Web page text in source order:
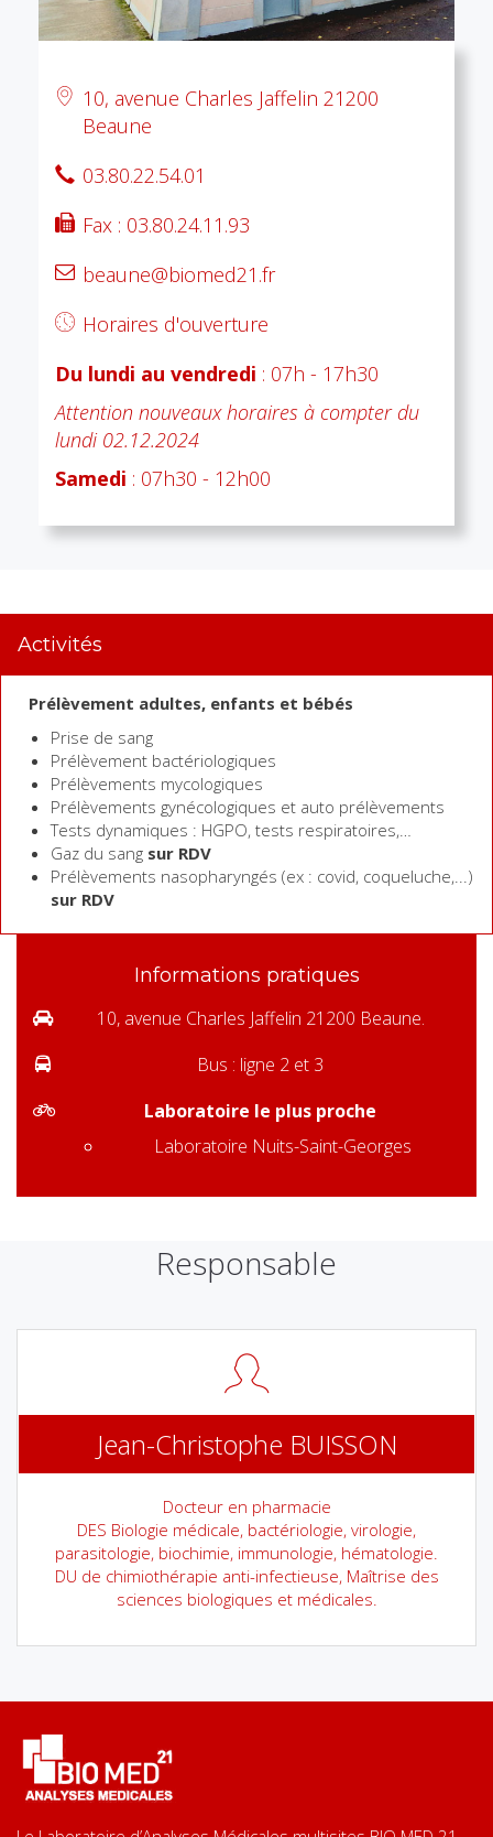
10, avenue Charles Jaffelin 21200
Beaune
03.80.22.54.01
Fax : 03.80.24.11.93
beaune@biomed21.fr
Horaires d'ouverture
Du lundi au vendredi : 07h - 17h30
Attention nouveaux horaires à compter du
lundi 02.12.2024
Samedi : 07h30 - 12h00
Activités
Prélèvement adultes, enfants et bébés
Prise de sang
Prélèvement bactériologiques
Prélèvements mycologiques
Prélèvements gynécologiques et auto prélèvements
Tests dynamiques : HGPO, tests respiratoires,…
Gaz du sang sur RDV
Prélèvements nasopharyngés (ex : covid, coqueluche,...)
sur RDV
Informations pratiques
10, avenue Charles Jaffelin 21200 Beaune.
Bus : ligne 2 et 3
Laboratoire le plus proche
Laboratoire Nuits-Saint-Georges
Responsable
Jean-Christophe BUISSON
Docteur en pharmacie
DES Biologie médicale, bactériologie, virologie,
parasitologie, biochimie, immunologie, hématologie.
DU de chimiothérapie anti-infectieuse, Maîtrise des
sciences biologiques et médicales.